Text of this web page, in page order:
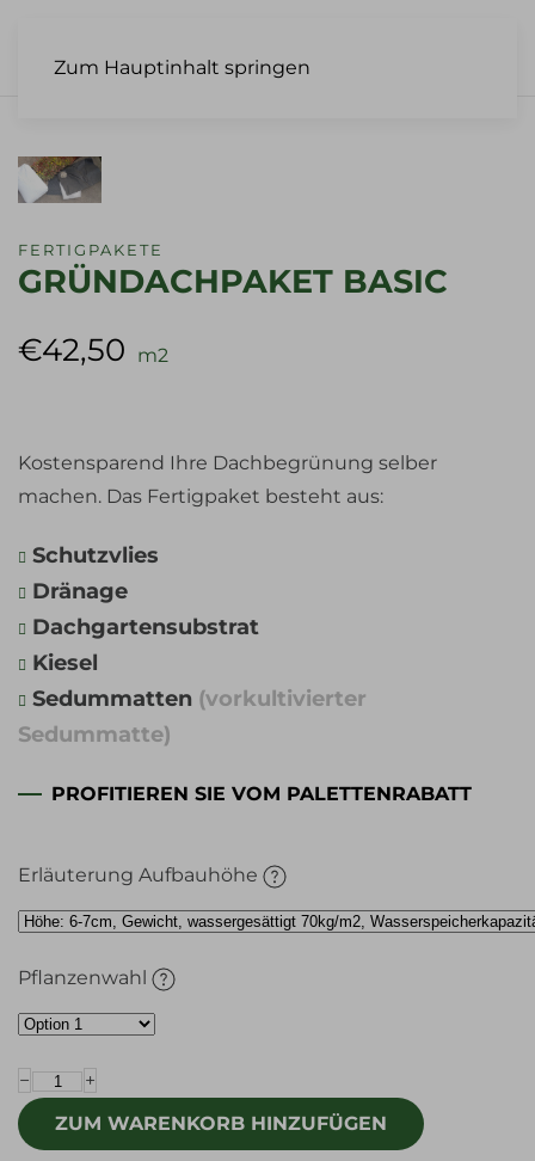
Zum Hauptinhalt springen
FERTIGPAKETE
GRÜNDACHPAKET BASIC
€42,50 m2
Kostensparend Ihre Dachbegrünung selber
machen. Das Fertigpaket besteht aus:
Schutzvlies
Dränage
Dachgartensubstrat
Kiesel
Sedummatten (vorkultivierter
Sedummatte)
PROFITIEREN SIE VOM PALETTENRABATT
Erläuterung Aufbauhöhe
Pflanzenwahl
− +